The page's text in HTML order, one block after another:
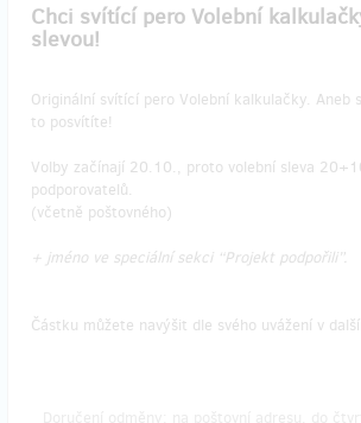
Chci svítící pero Volební
slevou!
Originální svítící pero Volební kalkulačky. Aneb
to posvítíte!
Volby začínají 20.10., proto volební sleva
podporovatelů.
(včetně poštovného)
+ jméno ve speciální sekci “Projekt podpořili”.
Částku můžete navýšit dle svého uvážení v